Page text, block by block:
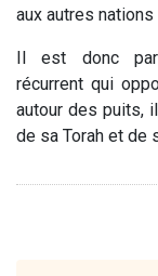
aux autres
Il est donc
récurrent qui
autour des puits,
de sa Torah et de